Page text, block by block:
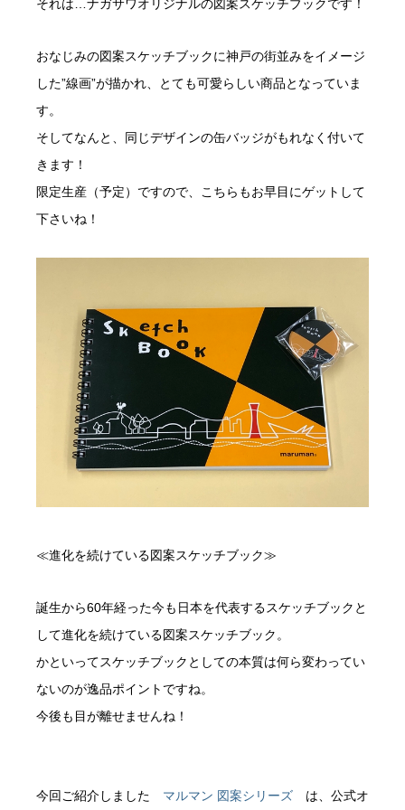
それは…ナガサワオリジナルの図案スケッチブックです！
おなじみの図案スケッチブックに神戸の街並みをイメージ
した”線画”が描かれ、とても可愛らしい商品となっていま
す。
そしてなんと、同じデザインの缶バッジがもれなく付いて
きます！
限定生産（予定）ですので、こちらもお早目にゲットして
下さいね！
≪進化を続けている図案スケッチブック≫
誕生から60年経った今も日本を代表するスケッチブックと
して進化を続けている図案スケッチブック。
かといってスケッチブックとしての本質は何ら変わってい
ないのが逸品ポイントですね。
今後も目が離せませんね！
今回ご紹介しました マルマン 図案シリーズ は、公式オ